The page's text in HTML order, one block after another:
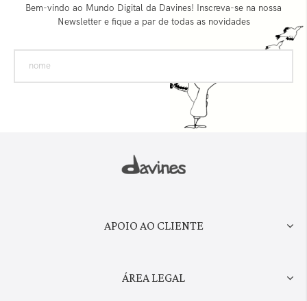
Bem-vindo ao Mundo Digital da Davines! Inscreva-se na nossa
Newsletter e fique a par de todas as novidades
APOIO AO CLIENTE
ÁREA LEGAL